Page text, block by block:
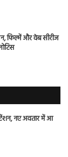
फिल्में और वेब सीरीज
नए अवतार में आ